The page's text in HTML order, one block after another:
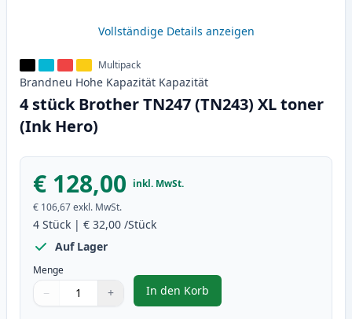
Vollständige Details anzeigen
Multipack
Brandneu Hohe Kapazität Kapazität
4 stück Brother TN247 (TN243) XL toner
(Ink Hero)
€ 128,00 inkl. MwSt.
€ 106,67exkl. MwSt.
4 Stück | € 32,00 /Stück
Auf Lager
Menge
Verwenden Sie die Tasten, um anzupassen
− +
1
In den Korb
, 4 stück Brother TN247 (TN243)